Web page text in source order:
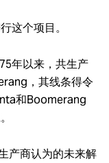
这个项目。
年以来，共生产
，其线条得令
和Boomerang
产商认为的未来解